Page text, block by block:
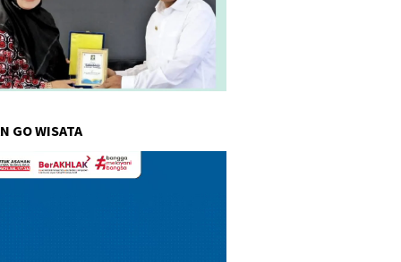
GO WISATA